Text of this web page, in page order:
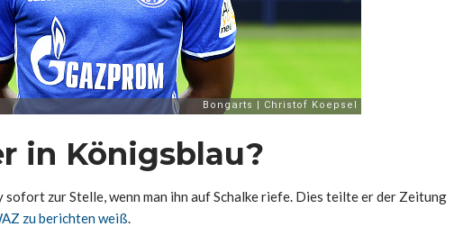
in Königsblau?
sofort zur Stelle, wenn man ihn auf Schalke riefe. Dies teilte er der Zeitung
zu berichten weiß.